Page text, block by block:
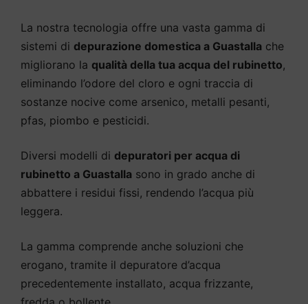
La nostra tecnologia offre una vasta gamma di
sistemi di depurazione domestica a Guastalla che
migliorano la qualità della tua acqua del rubinetto,
eliminando l’odore del cloro e ogni traccia di
sostanze nocive come arsenico, metalli pesanti,
pfas, piombo e pesticidi.
Diversi modelli di depuratori per acqua di
rubinetto a Guastalla sono in grado anche di
abbattere i residui fissi, rendendo l’acqua più
leggera.
La gamma comprende anche soluzioni che
erogano, tramite il depuratore d’acqua
precedentemente installato, acqua frizzante,